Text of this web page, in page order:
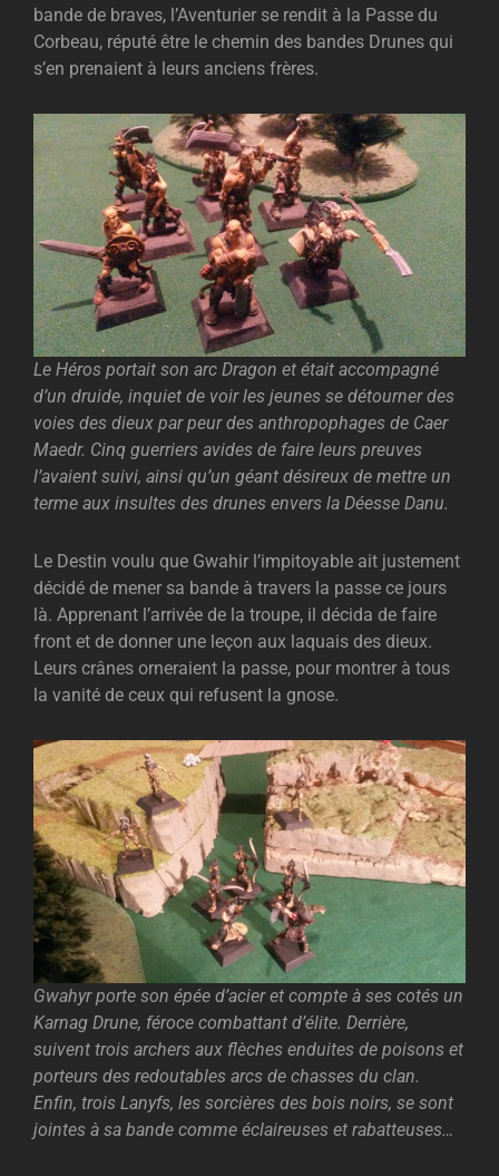
bande de braves, l’Aventurier se rendit à la Passe du
Corbeau, réputé être le chemin des bandes Drunes qui
s’en prenaient à leurs anciens frères.
Le Héros portait son arc Dragon et était accompagné
d’un druide, inquiet de voir les jeunes se détourner des
voies des dieux par peur des anthropophages de Caer
Maedr. Cinq guerriers avides de faire leurs preuves
l’avaient suivi, ainsi qu’un géant désireux de mettre un
terme aux insultes des drunes envers la Déesse Danu.
Le Destin voulu que Gwahir l’impitoyable ait justement
décidé de mener sa bande à travers la passe ce jours
là. Apprenant l’arrivée de la troupe, il décida de faire
front et de donner une leçon aux laquais des dieux.
Leurs crânes orneraient la passe, pour montrer à tous
la vanité de ceux qui refusent la gnose.
Gwahyr porte son épée d’acier et compte à ses cotés un
Karnag Drune, féroce combattant d’élite. Derrière,
suivent trois archers aux flèches enduites de poisons et
porteurs des redoutables arcs de chasses du clan.
Enfin, trois Lanyfs, les sorcières des bois noirs, se sont
jointes à sa bande comme éclaireuses et rabatteuses…